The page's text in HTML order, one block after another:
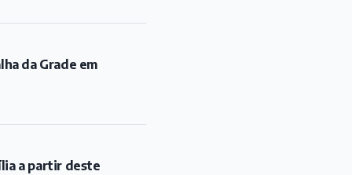
da Grade em
a partir deste